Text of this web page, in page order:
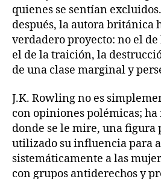
quienes se sentían
después, la autora británica
verdadero proyecto: no el
el de la traición, la
de una clase marginal y
J.K. Rowling no es
con opiniones polémicas; ha
donde se le mire, una figura
utilizado su influencia para
sistemáticamente a las
con grupos antiderechos y